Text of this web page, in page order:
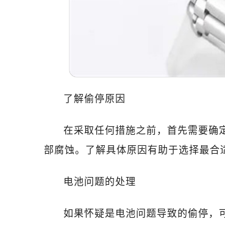
温州市鹿城区锦绣路
大连市中山区人民路15
佛山市禅城区季华五路
东莞市东城街道鸿福东
无锡市梁溪区人民中路
南通市崇川区工农路57号
武汉市江汉区解放大道
南宁市青秀区金湖路59号
泉州市丰泽区宝洲路729
烟台市芝罘区胜利路139
了解偷停原因
在采取任何措施之前，首先需要确
部腐蚀。了解具体原因有助于选择最合
电池问题的处理
如果怀疑是电池问题导致的偷停，